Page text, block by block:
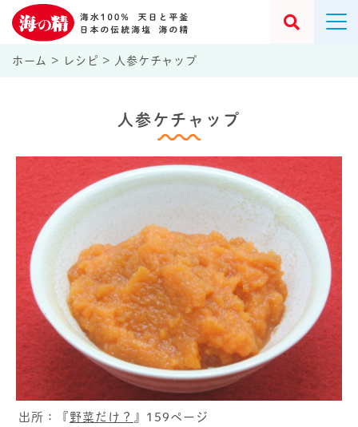
ホーム > レシピ > 人参ケチャップ
人参ケチャップ
出所：『 野菜だけ？ 』159ページ